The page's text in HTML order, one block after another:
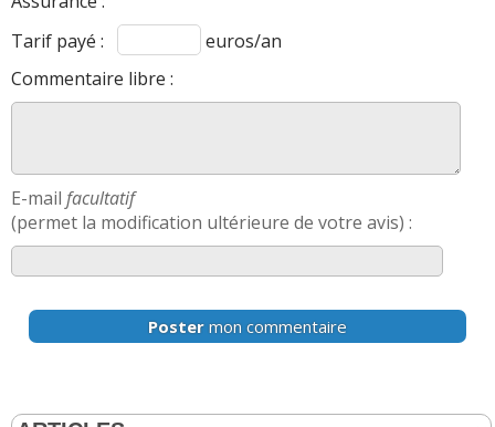
Tarif payé :
euros/an
Commentaire libre :
E-mail facultatif
(permet la modification ultérieure de votre avis) :
Poster mon commentaire